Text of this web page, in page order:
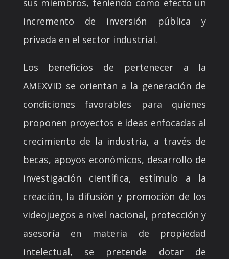
sus miembros, teniendo como efecto un
incremento de inversión pública y
privada en el sector industrial.
Los beneficios de pertenecer a la
AMEXVID se orientan a la generación de
condiciones favorables para quienes
proponen proyectos e ideas enfocadas al
crecimiento de la industria, a través de
becas, apoyos económicos, desarrollo de
investigación científica, estímulo a la
creación, la difusión y promoción de los
videojuegos a nivel nacional, protección y
asesoría en materia de propiedad
intelectual, se pretende dotar de